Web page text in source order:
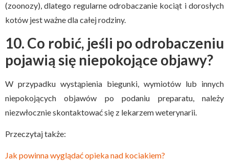
(zoonozy), dlatego regularne odrobaczanie kociąt i dorosłych
kotów jest ważne dla całej rodziny.
10. Co robić, jeśli po odrobaczeniu
pojawią się niepokojące objawy?
W przypadku wystąpienia biegunki, wymiotów lub innych
niepokojących objawów po podaniu preparatu, należy
niezwłocznie skontaktować się z lekarzem weterynarii.
Przeczytaj także:
Jak powinna wyglądać opieka nad kociakiem?